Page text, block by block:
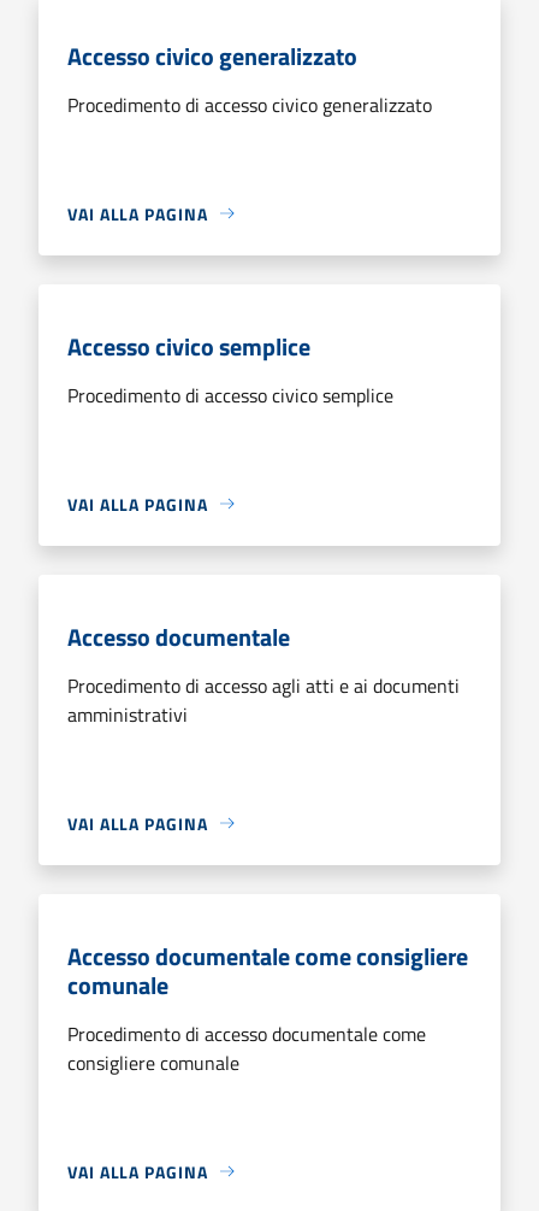
Accesso civico generalizzato
Procedimento di accesso civico generalizzato
VAI ALLA PAGINA
Accesso civico semplice
Procedimento di accesso civico semplice
VAI ALLA PAGINA
Accesso documentale
Procedimento di accesso agli atti e ai documenti
amministrativi
VAI ALLA PAGINA
Accesso documentale come consigliere
comunale
Procedimento di accesso documentale come
consigliere comunale
VAI ALLA PAGINA